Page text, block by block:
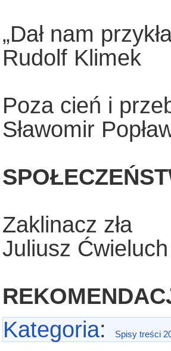
„Dał nam
Rudolf Klimek
Poza cień i
Sławomir
Zaklinacz zła
Juliusz Ćwieluch
Kategoria: Spisy treści